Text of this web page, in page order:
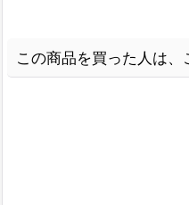
この商品を買った人は